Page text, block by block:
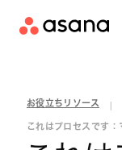
セ
お役立ちリソース
これはプロセスです